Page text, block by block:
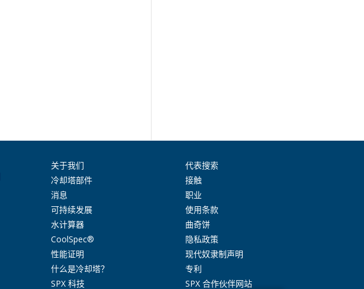
关于我们
冷却塔部件
消息
可持续发展
水计算器
CoolSpec®
性能证明
什么是冷却塔？
SPX 科技
代表搜索
接触
职业
使用条款
曲奇饼
隐私政策
现代奴隶制声明
专利
SPX 合作伙伴网站